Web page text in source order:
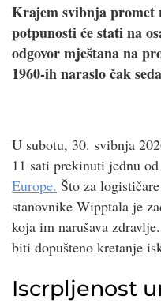
Krajem svibnja promet
potpunosti će stati na
odgovor mještana na
1960-ih naraslo čak
U subotu, 30. svibnja
11 sati prekinuti jednu od
Europe. Što za
stanovnike Wipptala je
koja im narušava
biti dopušteno kretanje
Iscrpljenost